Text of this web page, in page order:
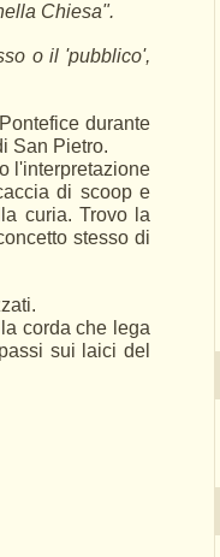
Chiesa".
o il 'pubblico',
durante
San Pietro.
l'interpretazione
di scoop e
curia. Trovo la
stesso di
corda che lega
sui laici del